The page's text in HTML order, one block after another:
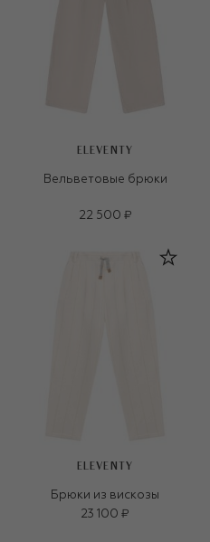
ELEVENTY
Вельветовые брюки
22 500 ₽
ELEVENTY
Брюки из вискозы
23 100 ₽